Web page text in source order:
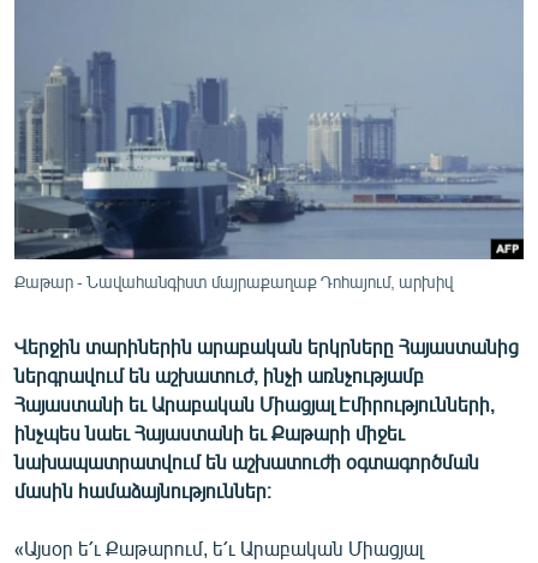
ՄԻՋԱԶԳԱՅԻՆ
ՄՇԱԿՈՒՅԹ
ՍՊՈՐՏ
ՄԵԿՆԱԲԱՆՈՒԹՅՈՒՆ
ՏՏ ԵՒ ԻՆՏԵՐՆԵՏ
ՏԵՍԱՆՅՈՒԹԵՐ
ԲԱՆԱՎԵՃ
ՁԳՏԵԼՈՎ ԼԱՎԱԳՈՒՅՆԻՆ
ՓՈԴՔԱՍԹ
Հայերեն
Քաթար - Նավահանգիստ մայրաքաղաք Դոհայում, արխիվ
Վերջին տարիներին արաբական երկրները Հայաստանից
ներգրավում են աշխատուժ, ինչի առնչությամբ
Հայաստանի եւ Արաբական Միացյալ Էմիրությունների,
ինչպես նաեւ Հայաստանի եւ Քաթարի միջեւ
նախապատրատվում են աշխատուժի օգտագործման
մասին համաձայնություններ։
«Այսօր ե՛ւ Քաթարում, ե՛ւ Արաբական Միացյալ